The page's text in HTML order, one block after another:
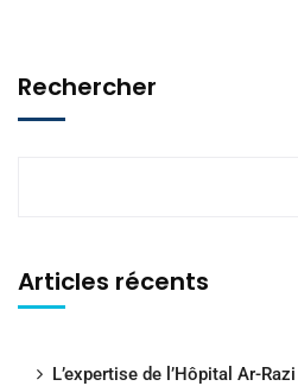
Rechercher
Articles récents
L’expertise de l’Hôpital Ar-